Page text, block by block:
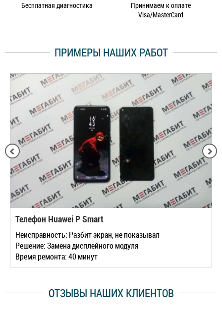
Бесплатная диагностика
Принимаем к оплате
Visa/MasterCard
ПРИМЕРЫ НАШИХ РАБОТ
Телефон Huawei P Smart
Неисправность: Разбит экран, не показывал
Решение: Замена дисплейного модуля
Время ремонта: 40 минут
ОТЗЫВЫ НАШИХ КЛИЕНТОВ